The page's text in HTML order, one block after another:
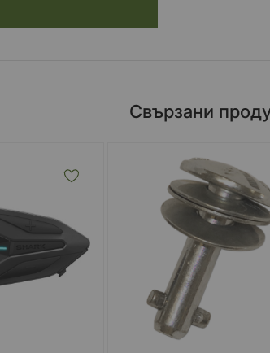
Свързани